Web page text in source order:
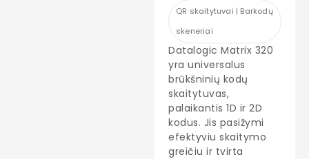
QR skaitytuvai | Barkodų
skeneriai
Datalogic Matrix 320
yra universalus
brūkšninių kodų
skaitytuvas,
palaikantis 1D ir 2D
kodus. Jis pasižymi
efektyviu skaitymo
greičiu ir tvirta